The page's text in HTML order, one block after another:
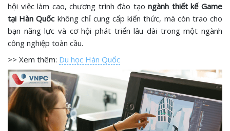
hội việc làm cao, chương trình đào tạongành thiết kế Game
tại Hàn Quốc không chỉ cung cấp kiến thức, mà còn trao cho
bạn năng lực và cơ hội phát triển lâu dài trong một ngành
công nghiệp toàn cầu.
>> Xem thêm: Du học Hàn Quốc